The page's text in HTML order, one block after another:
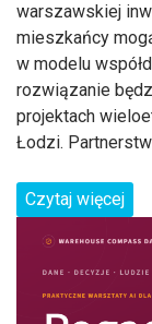
warszawskiej
mieszkańcy
w modelu
rozwiązanie
projektach
Łodzi.
Czytaj więcej